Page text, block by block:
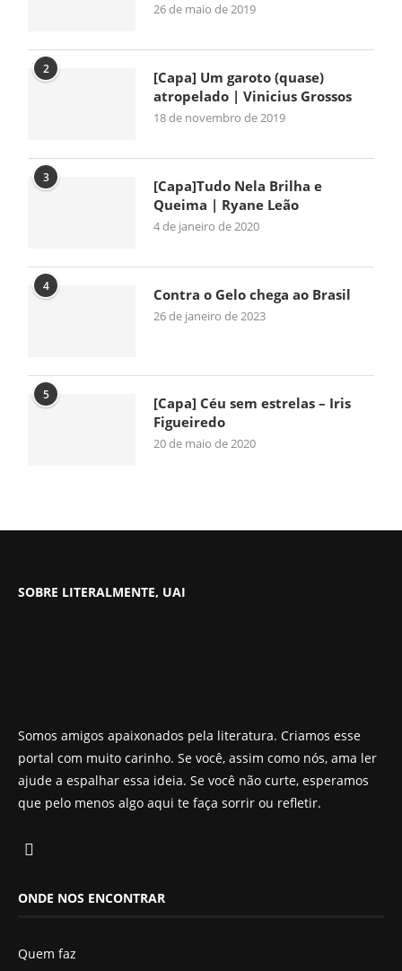
26 de maio de 2019
2
[Capa] Um garoto (quase)
atropelado | Vinicius Grossos
18 de novembro de 2019
3
[Capa]Tudo Nela Brilha e
Queima | Ryane Leão
4 de janeiro de 2020
4 Contra o Gelo chega ao Brasil
26 de janeiro de 2023
5
[Capa] Céu sem estrelas – Iris
Figueiredo
20 de maio de 2020
SOBRE LITERALMENTE, UAI
Somos amigos apaixonados pela literatura. Criamos esse
portal com muito carinho. Se você, assim como nós, ama ler
ajude a espalhar essa ideia. Se você não curte, esperamos
que pelo menos algo aqui te faça sorrir ou refletir.
ONDE NOS ENCONTRAR
Quem faz